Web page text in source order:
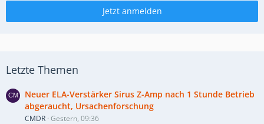
Jetzt anmelden
Letzte Themen
Neuer ELA-Verstärker Sirus Z-Amp nach 1 Stunde Betrieb
abgeraucht, Ursachenforschung
CMDR Gestern, 09:36